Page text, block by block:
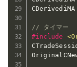
CDerivediMA
// タイマー
#include